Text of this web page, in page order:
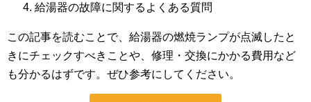
給湯器の故障に関するよくある質問
この記事を読むことで、給湯器の燃焼ランプが点滅したと
きにチェックすべきことや、修理・交換にかかる費用など
も分かるはずです。ぜひ参考にしてください。